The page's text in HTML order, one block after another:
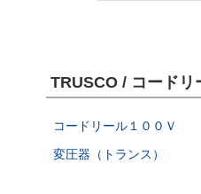
TRUSCO / コードリ
コードリール１００Ｖ
変圧器（トランス）